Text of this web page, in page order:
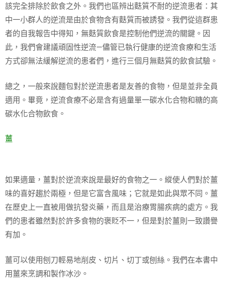
該完全排除於飲食之外。我們也區辨出麩質不耐的逆流患者：其
中一小群人的逆流是由於食物含有麩質而被誘發。我們從這群患
者的自我報告中得知，無麩質飲食是控制他們逆流的關鍵。因
此，我們會建議頑固性逆流—儘管已執行健康的逆流食療和生活
方式卻無法緩解逆流的患者們，進行三個月無麩質的飲食試驗。
總之，一般來說麵包對於逆流患者是友善的食物，但是並非全員
適用。畢竟，逆流食療不必是含有過量單一碳水化合物和糖的高
碳水化合物飲食。
薑
如果適量，薑對於逆流來說是最好的食物之一。縱使人們對於薑
味的喜好趨於兩極，但是它富含風味；它就是如此與眾不同。薑
在歷史上一直被用做抗發炎藥，而且是治療胃腸疾病的處方。我
們的患者雖然對於許多食物的褒貶不一，但是對於薑則一致讚譽
有加。
薑可以使用刨刀輕易地削皮、切片、切丁或刨絲。我們在本書中
用薑來烹調和製作冰沙。